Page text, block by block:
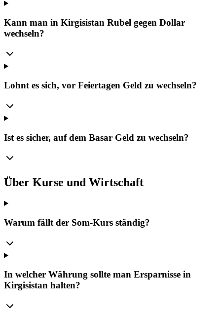
Kann man in Kirgisistan Rubel gegen Dollar
wechseln?
Lohnt es sich, vor Feiertagen Geld zu wechseln?
Ist es sicher, auf dem Basar Geld zu wechseln?
Über Kurse und Wirtschaft
Warum fällt der Som-Kurs ständig?
In welcher Währung sollte man Ersparnisse in
Kirgisistan halten?